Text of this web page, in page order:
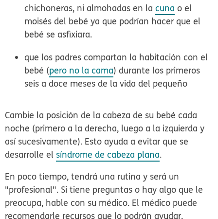
chichoneras, ni almohadas en lacuna o el
moisés del bebé ya que podrían hacer que el
bebé se asfixiara.
que los padres compartan la habitación con el
bebé (pero no la cama) durante los primeros
seis a doce meses de la vida del pequeño
Cambie la posición de la cabeza de su bebé cada
noche (primero a la derecha, luego a la izquierda y
así sucesivamente). Esto ayuda a evitar que se
desarrolle el síndrome de cabeza plana.
En poco tiempo, tendrá una rutina y será un
"profesional". Si tiene preguntas o hay algo que le
preocupa, hable con su médico. El médico puede
recomendarle recursos que lo podrán ayudar.